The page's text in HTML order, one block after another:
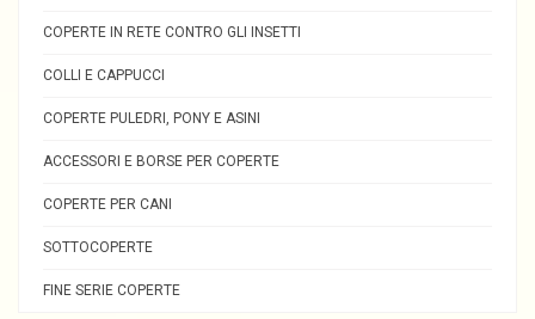
COPERTE IN RETE CONTRO GLI INSETTI
COLLI E CAPPUCCI
COPERTE PULEDRI, PONY E ASINI
ACCESSORI E BORSE PER COPERTE
COPERTE PER CANI
SOTTOCOPERTE
FINE SERIE COPERTE